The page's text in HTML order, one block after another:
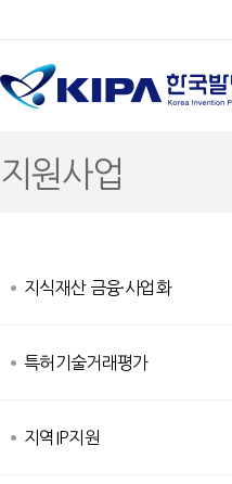
지원사업
지식재산 금융·사업화
특허기술거래평가
지역IP지원